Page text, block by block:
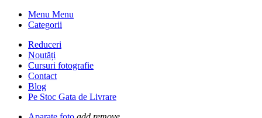
Menu Menu
Categorii
Reduceri
Noutăți
Cursuri fotografie
Contact
Blog
Pe Stoc Gata de Livrare